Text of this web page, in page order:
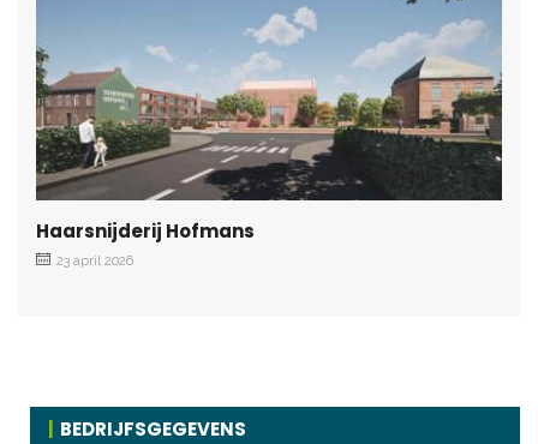
Haarsnijderij Hofmans
23 april 2026
BEDRIJFSGEGEVENS